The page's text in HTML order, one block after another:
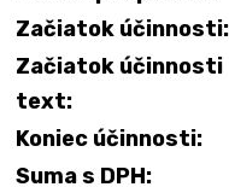
Začiatok účinnosti:
Začiatok účinnosti
text:
Koniec účinnosti:
Suma s DPH: